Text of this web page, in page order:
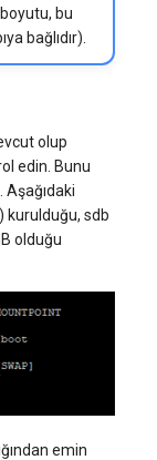
bu
bağlıdır).
olup
edin. Bunu
kurulduğu, sdb
olduğu
emin